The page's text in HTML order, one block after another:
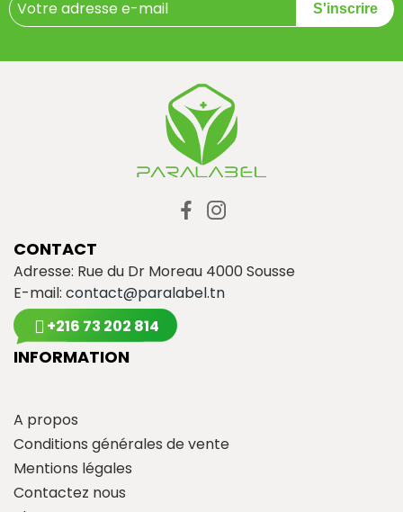
S'inscrire
CONTACT
Adresse: Rue du Dr Moreau 4000 Sousse
E-mail: contact@paralabel.tn
+216 73 202 814
INFORMATION
A propos
Conditions générales de vente
Mentions légales
Contactez nous